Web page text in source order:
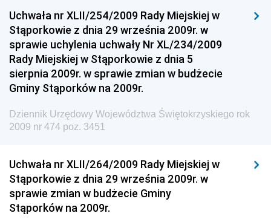
Dziennik Urzędowy Ministerstwa Przemysłu
Chemicznego i Lekkiego
Dziennik Urzędowy Ministerstwa Rolnictwa i
Gospodarki Żywnościowej
Społecznej
Dziennik Urzędowy Ministra Cyfryzacji
Dziennik Urzędowy Ministra Infrastruktury i
Budownictwa
Dziennik Urzędowy Ministra Gospodarki Morskiej i
Uchwała nr XLII/254/2009 Rady Miejskiej w
Stąporkowie z dnia 29 września 2009r. w
sprawie uchylenia uchwały Nr XL/234/2009
Rady Miejskiej w Stąporkowie z dnia 5
sierpnia 2009r. w sprawie zmian w budżecie
Gminy Stąporków na 2009r.
Dziennik Urzędowy Województwa Świętokrzyskiego rok
2009 nr 474 poz. 3451
Uchwała nr XLII/264/2009 Rady Miejskiej w
Stąporkowie z dnia 29 września 2009r. w
sprawie zmian w budżecie Gminy
Stąporków na 2009r.